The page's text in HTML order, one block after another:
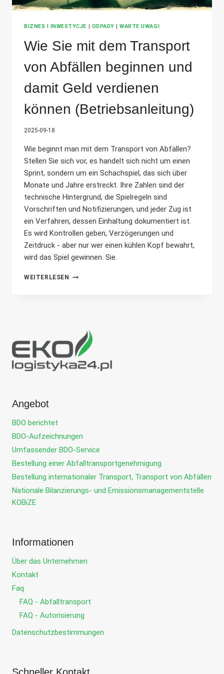
BIZNES I INWESTYCJE | ODPADY |WARTE UWAGI
Wie Sie mit dem Transport
von Abfällen beginnen und
damit Geld verdienen
können (Betriebsanleitung)
2025-09-18
Wie beginnt man mit dem Transport von Abfällen?
Stellen Sie sich vor, es handelt sich nicht um einen
Sprint, sondern um ein Schachspiel, das sich über
Monate und Jahre erstreckt. Ihre Zahlen sind der
technische Hintergrund, die Spielregeln sind
Vorschriften und Notifizierungen, und jeder Zug ist
ein Verfahren, dessen Einhaltung dokumentiert ist.
Es wird Kontrollen geben, Verzögerungen und
Zeitdruck - aber nur wer einen kühlen Kopf bewahrt,
wird das Spiel gewinnen. Sie.
WEITERLESEN
WIE
ABFÄLLEN
BEGINNEN
UND
DAMIT
GELD
Angebot
BDO berichtet
BDO-Aufzeichnungen
Umfassender BDO-Service
Bestellung einer Abfalltransportgenehmigung
Bestellung internationaler Transport, Transport von Abfällen
Nationale Bilanzierungs- und Emissionsmanagementstelle
KOBiZE
Informationen
Über das Unternehmen
Kontakt
Faq
FAQ - Abfalltransport
FAQ - Autorisierung
Datenschutzbestimmungen